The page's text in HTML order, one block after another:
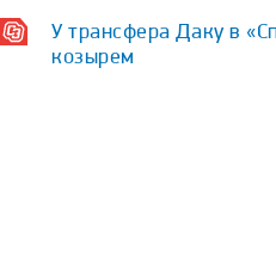
У трансфера Даку в
козырем